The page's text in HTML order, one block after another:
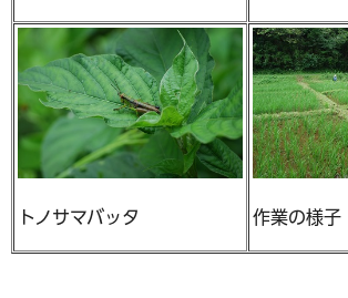
トノサマバッタ 作業の様子